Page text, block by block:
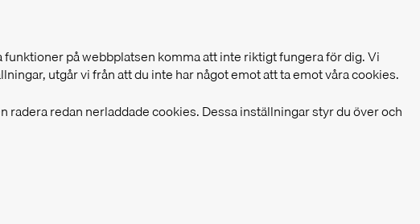
på webbplatsen komma att inte riktigt fungera för dig. Vi
utgår vi från att du inte har något emot att ta emot våra cookies.
radera redan nerladdade cookies. Dessa inställningar styr du över och